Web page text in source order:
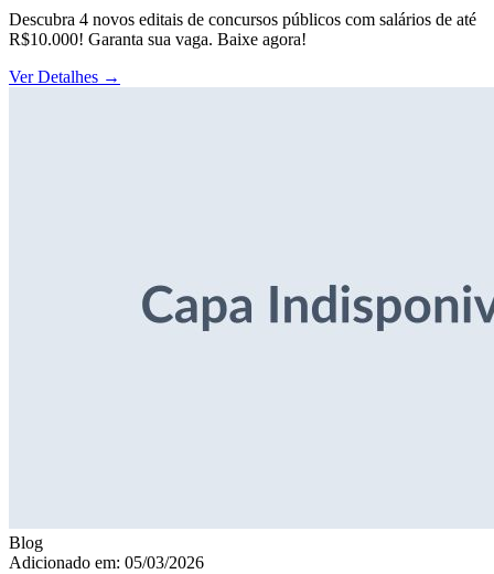
Descubra 4 novos editais de concursos públicos com salários de até
R$10.000! Garanta sua vaga. Baixe agora!
Ver Detalhes →
Blog
Adicionado em: 05/03/2026